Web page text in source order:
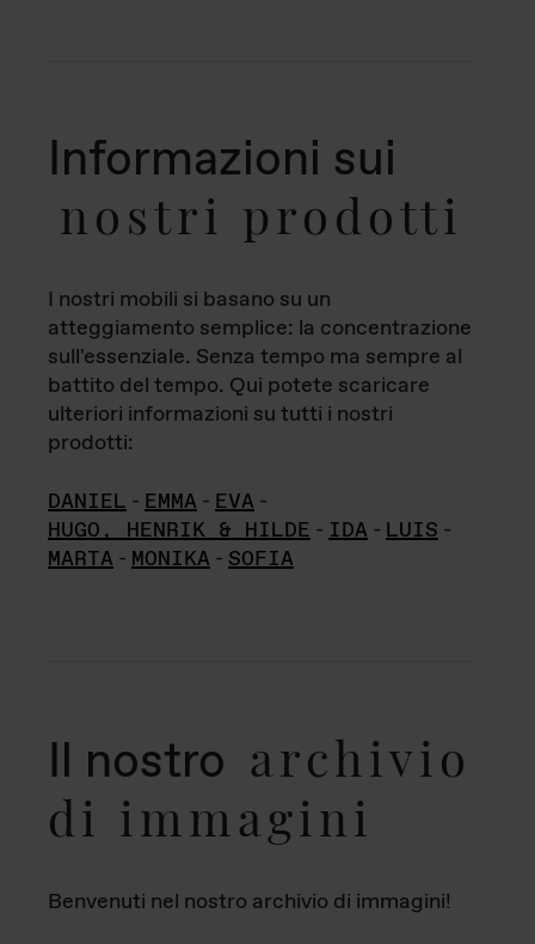
Informazioni sui
nostri prodotti
I nostri mobili si basano su un
atteggiamento semplice: la concentrazione
sull'essenziale. Senza tempo ma sempre al
battito del tempo. Qui potete scaricare
ulteriori informazioni su tutti i nostri
prodotti:
DANIEL - EMMA - EVA -
HUGO, HENRIK & HILDE - IDA - LUIS -
MARTA - MONIKA - SOFIA
Il nostro archivio
di immagini
Benvenuti nel nostro archivio di immagini!